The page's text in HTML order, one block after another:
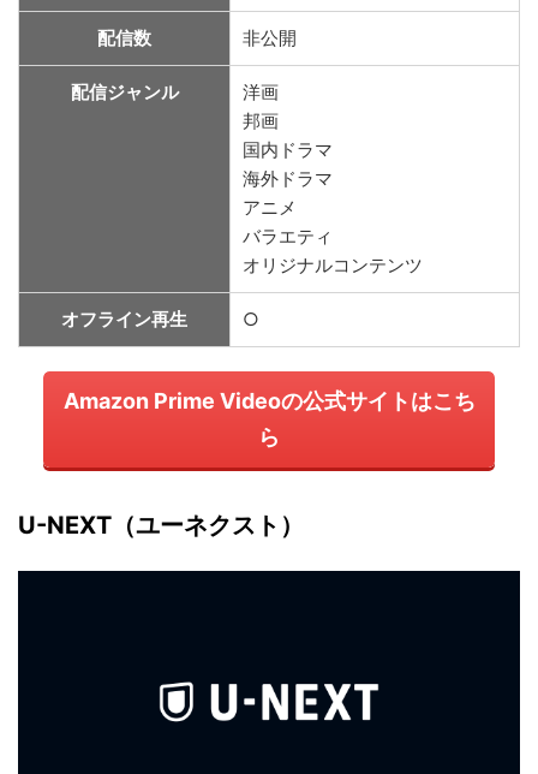
配信数 非公開
配信ジャンル
洋画
邦画
国内ドラマ
海外ドラマ
アニメ
バラエティ
オリジナルコンテンツ
オフライン再生 ○
Amazon Prime Videoの公式サイトはこち
ら
U-NEXT（ユーネクスト）